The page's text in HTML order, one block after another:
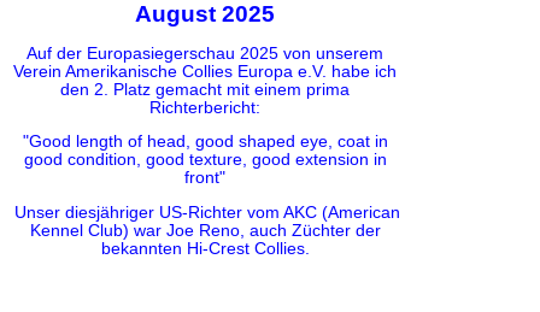
August 2025
Auf der Europasiegerschau 2025 von unserem
Verein Amerikanische Collies Europa e.V. habe ich
den 2. Platz gemacht mit einem prima
Richterbericht:
"Good length of head, good shaped eye, coat in
good condition, good texture, good extension in
front"
Unser diesjähriger US-Richter vom AKC (American
Kennel Club) war Joe Reno, auch Züchter der
bekannten Hi-Crest Collies.